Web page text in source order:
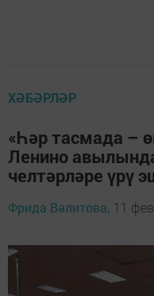
ХӘБӘРЛӘР
«Һәр тасмада –
Ленино
челтәрләре үрү
Фрида Вәлитова, 11